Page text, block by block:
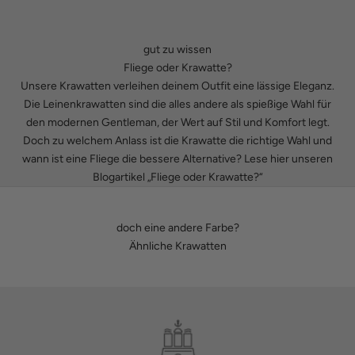
gut zu wissen
Fliege oder Krawatte?
Unsere Krawatten verleihen deinem Outfit eine lässige Eleganz.
Die Leinenkrawatten sind die alles andere als spießige Wahl für
den modernen Gentleman, der Wert auf Stil und Komfort legt.
Doch zu welchem Anlass ist die Krawatte die richtige Wahl und
wann ist eine Fliege die bessere Alternative? Lese hier unseren
Blogartikel „Fliege oder Krawatte?“
doch eine andere Farbe?
Ähnliche Krawatten